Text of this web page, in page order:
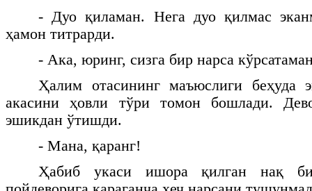
- Дуо қиламан. Нега дуо қилмас
ҳамон титрарди.
- Ака, юринг, сизга бир нарса
Ҳалим отасининг маъюслиги беҳуда
акасини ҳовли тўри томон бошлади.
эшикдан ўтишди.
- Мана, қаранг!
Ҳабиб укаси ишора қилган нақ